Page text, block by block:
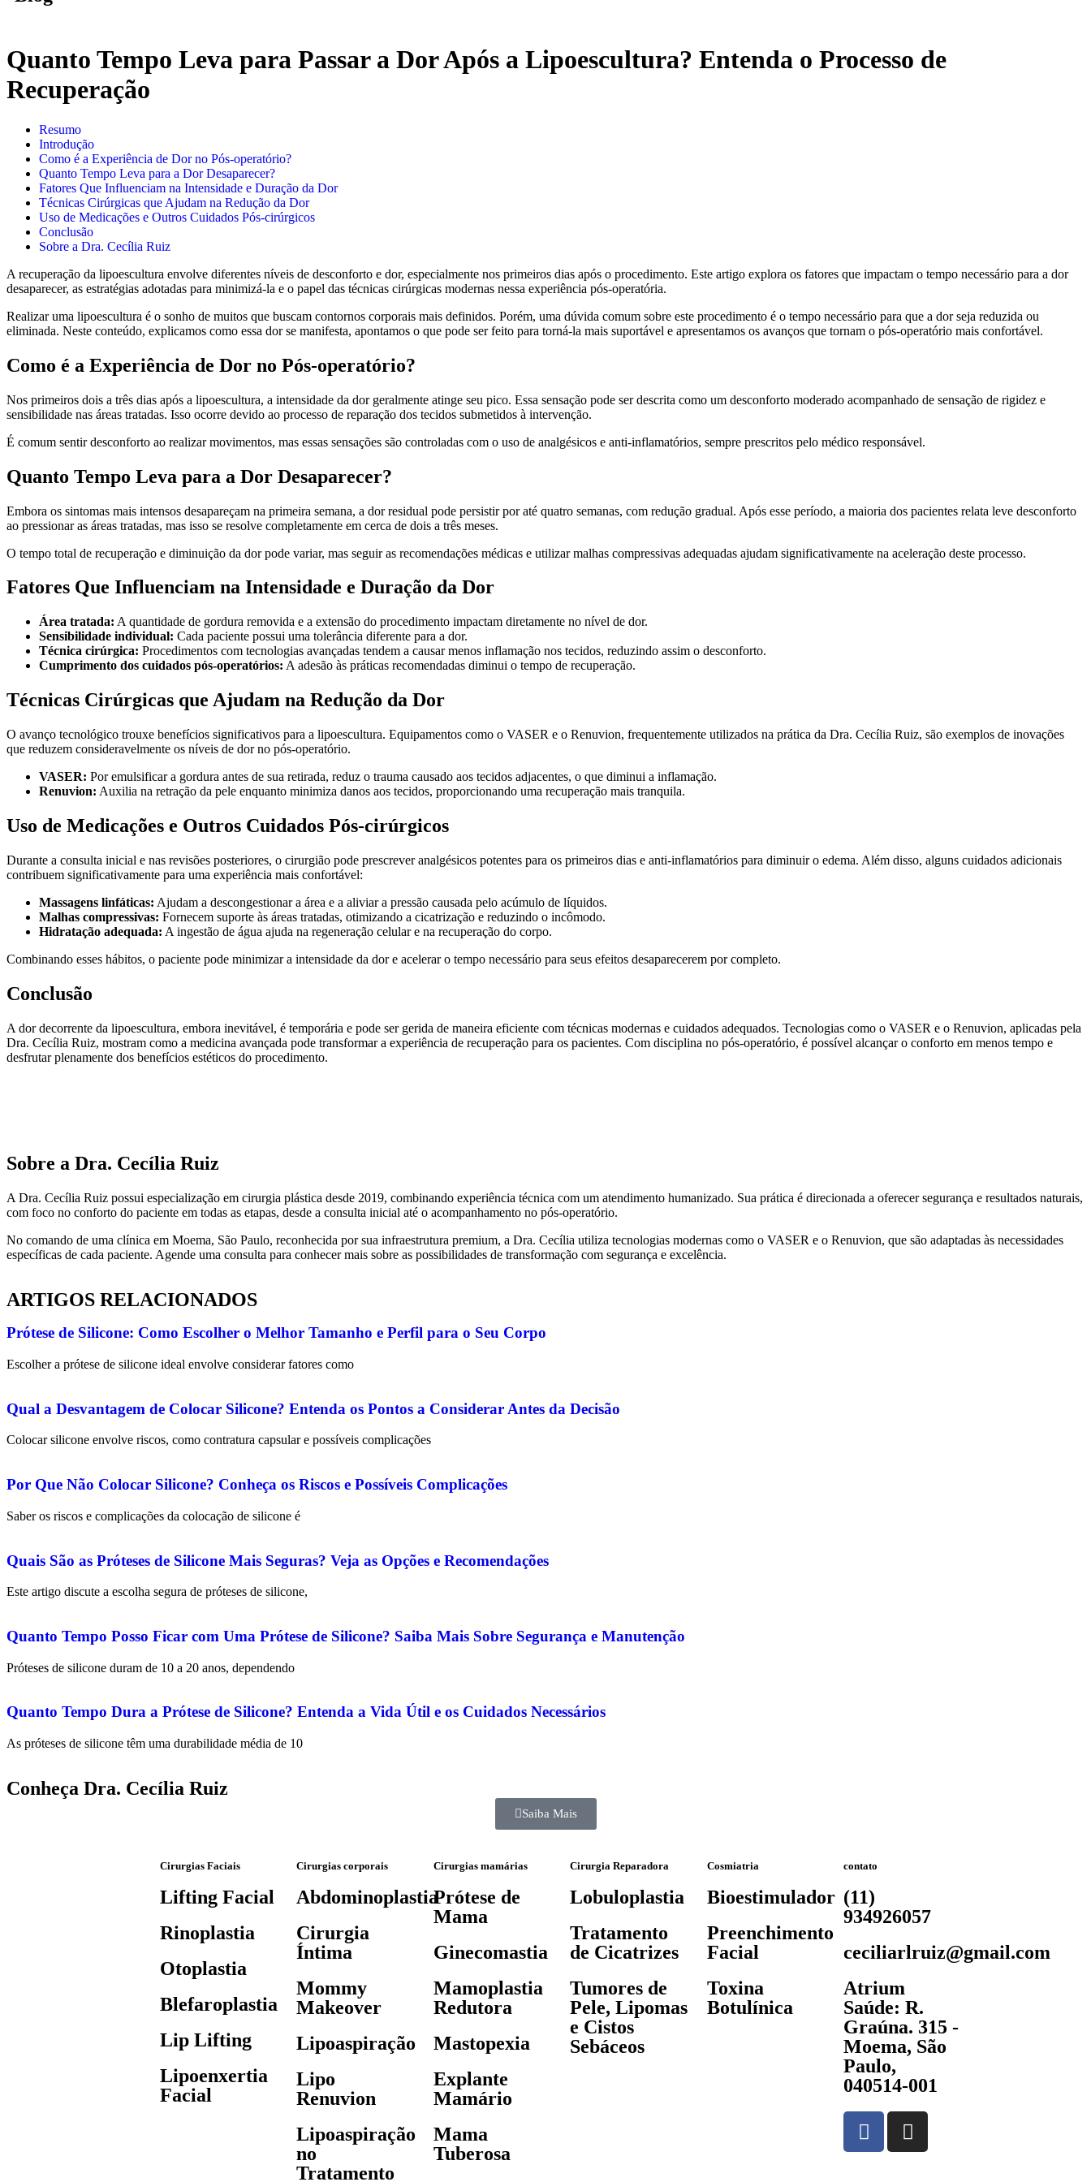
Quanto Tempo Leva para Passar a Dor Após a Lipoescultura? Entenda o Processo de
Recuperação
Resumo
Introdução
Como é a Experiência de Dor no Pós-operatório?
Quanto Tempo Leva para a Dor Desaparecer?
Fatores Que Influenciam na Intensidade e Duração da Dor
Técnicas Cirúrgicas que Ajudam na Redução da Dor
Uso de Medicações e Outros Cuidados Pós-cirúrgicos
Conclusão
Sobre a Dra. Cecília Ruiz
A recuperação da lipoescultura envolve diferentes níveis de desconforto e dor, especialmente nos primeiros dias após o procedimento. Este artigo explora os fatores que impactam o tempo necessário para a dor
desaparecer, as estratégias adotadas para minimizá-la e o papel das técnicas cirúrgicas modernas nessa experiência pós-operatória.
Realizar uma lipoescultura é o sonho de muitos que buscam contornos corporais mais definidos. Porém, uma dúvida comum sobre este procedimento é o tempo necessário para que a dor seja reduzida ou
eliminada. Neste conteúdo, explicamos como essa dor se manifesta, apontamos o que pode ser feito para torná-la mais suportável e apresentamos os avanços que tornam o pós-operatório mais confortável.
Como é a Experiência de Dor no Pós-operatório?
Nos primeiros dois a três dias após a lipoescultura, a intensidade da dor geralmente atinge seu pico. Essa sensação pode ser descrita como um desconforto moderado acompanhado de sensação de rigidez e
sensibilidade nas áreas tratadas. Isso ocorre devido ao processo de reparação dos tecidos submetidos à intervenção.
É comum sentir desconforto ao realizar movimentos, mas essas sensações são controladas com o uso de analgésicos e anti-inflamatórios, sempre prescritos pelo médico responsável.
Quanto Tempo Leva para a Dor Desaparecer?
Embora os sintomas mais intensos desapareçam na primeira semana, a dor residual pode persistir por até quatro semanas, com redução gradual. Após esse período, a maioria dos pacientes relata leve desconforto
ao pressionar as áreas tratadas, mas isso se resolve completamente em cerca de dois a três meses.
O tempo total de recuperação e diminuição da dor pode variar, mas seguir as recomendações médicas e utilizar malhas compressivas adequadas ajudam significativamente na aceleração deste processo.
Fatores Que Influenciam na Intensidade e Duração da Dor
Área tratada: A quantidade de gordura removida e a extensão do procedimento impactam diretamente no nível de dor.
Sensibilidade individual: Cada paciente possui uma tolerância diferente para a dor.
Técnica cirúrgica: Procedimentos com tecnologias avançadas tendem a causar menos inflamação nos tecidos, reduzindo assim o desconforto.
Cumprimento dos cuidados pós-operatórios: A adesão às práticas recomendadas diminui o tempo de recuperação.
Técnicas Cirúrgicas que Ajudam na Redução da Dor
O avanço tecnológico trouxe benefícios significativos para a lipoescultura. Equipamentos como o VASER e o Renuvion, frequentemente utilizados na prática da Dra. Cecília Ruiz, são exemplos de inovações
que reduzem consideravelmente os níveis de dor no pós-operatório.
VASER: Por emulsificar a gordura antes de sua retirada, reduz o trauma causado aos tecidos adjacentes, o que diminui a inflamação.
Renuvion: Auxilia na retração da pele enquanto minimiza danos aos tecidos, proporcionando uma recuperação mais tranquila.
Uso de Medicações e Outros Cuidados Pós-cirúrgicos
Durante a consulta inicial e nas revisões posteriores, o cirurgião pode prescrever analgésicos potentes para os primeiros dias e anti-inflamatórios para diminuir o edema. Além disso, alguns cuidados adicionais
contribuem significativamente para uma experiência mais confortável:
Massagens linfáticas: Ajudam a descongestionar a área e a aliviar a pressão causada pelo acúmulo de líquidos.
Malhas compressivas: Fornecem suporte às áreas tratadas, otimizando a cicatrização e reduzindo o incômodo.
Hidratação adequada: A ingestão de água ajuda na regeneração celular e na recuperação do corpo.
Combinando esses hábitos, o paciente pode minimizar a intensidade da dor e acelerar o tempo necessário para seus efeitos desaparecerem por completo.
Conclusão
A dor decorrente da lipoescultura, embora inevitável, é temporária e pode ser gerida de maneira eficiente com técnicas modernas e cuidados adequados. Tecnologias como o VASER e o Renuvion, aplicadas pela
Dra. Cecília Ruiz, mostram como a medicina avançada pode transformar a experiência de recuperação para os pacientes. Com disciplina no pós-operatório, é possível alcançar o conforto em menos tempo e
desfrutar plenamente dos benefícios estéticos do procedimento.
Sobre a Dra. Cecília Ruiz
A Dra. Cecília Ruiz possui especialização em cirurgia plástica desde 2019, combinando experiência técnica com um atendimento humanizado. Sua prática é direcionada a oferecer segurança e resultados naturais,
com foco no conforto do paciente em todas as etapas, desde a consulta inicial até o acompanhamento no pós-operatório.
No comando de uma clínica em Moema, São Paulo, reconhecida por sua infraestrutura premium, a Dra. Cecília utiliza tecnologias modernas como o VASER e o Renuvion, que são adaptadas às necessidades
específicas de cada paciente. Agende uma consulta para conhecer mais sobre as possibilidades de transformação com segurança e excelência.
ARTIGOS RELACIONADOS
Prótese de Silicone: Como Escolher o Melhor Tamanho e Perfil para o Seu Corpo
Escolher a prótese de silicone ideal envolve considerar fatores como
Qual a Desvantagem de Colocar Silicone? Entenda os Pontos a Considerar Antes da Decisão
Colocar silicone envolve riscos, como contratura capsular e possíveis complicações
Por Que Não Colocar Silicone? Conheça os Riscos e Possíveis Complicações
Saber os riscos e complicações da colocação de silicone é
Quais São as Próteses de Silicone Mais Seguras? Veja as Opções e Recomendações
Este artigo discute a escolha segura de próteses de silicone,
Quanto Tempo Posso Ficar com Uma Prótese de Silicone? Saiba Mais Sobre Segurança e Manutenção
Próteses de silicone duram de 10 a 20 anos, dependendo
Quanto Tempo Dura a Prótese de Silicone? Entenda a Vida Útil e os Cuidados Necessários
As próteses de silicone têm uma durabilidade média de 10
Conheça Dra. Cecília Ruiz
Saiba Mais
Cirurgias Faciais
Lifting Facial
Rinoplastia
Otoplastia
Blefaroplastia
Lip Lifting
Lipoenxertia
Facial
Cirurgias corporais
Abdominoplastia
Cirurgia
Íntima
Mommy
Makeover
Lipoaspiração
Lipo
Renuvion
Lipoaspiração
no
Tratamento
Cirurgias mamárias
Prótese de
Mama
Ginecomastia
Mamoplastia
Redutora
Mastopexia
Explante
Mamário
Mama
Tuberosa
Cirurgia Reparadora
Lobuloplastia
Tratamento
de Cicatrizes
Tumores de
Pele, Lipomas
e Cistos
Sebáceos
Cosmiatria
Bioestimulador
Preenchimento
Facial
Toxina
Botulínica
contato
(11)
934926057
ceciliarlruiz@gmail.com
Atrium
Saúde: R.
Graúna. 315 -
Moema, São
Paulo,
040514-001